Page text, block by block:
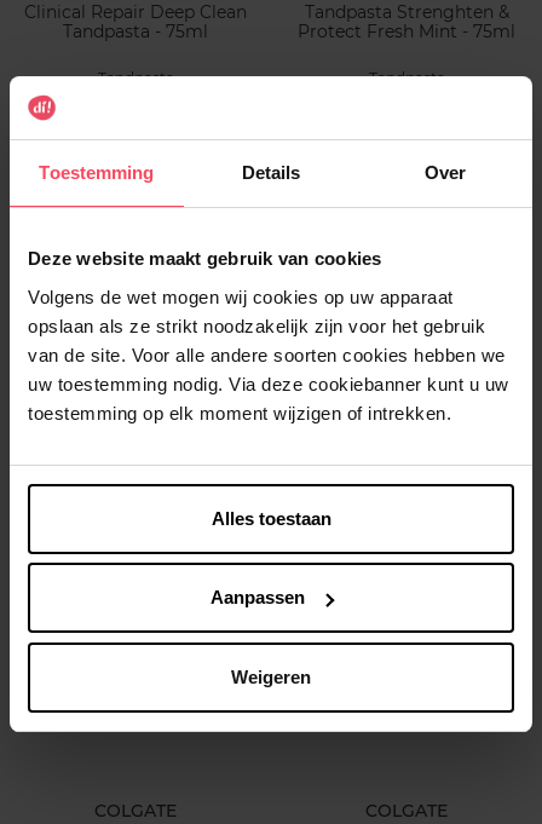
Toestemming Details Over
Deze website maakt gebruik van cookies
Volgens de wet mogen wij cookies op uw apparaat
opslaan als ze strikt noodzakelijk zijn voor het gebruik
van de site. Voor alle andere soorten cookies hebben we
uw toestemming nodig. Via deze cookiebanner kunt u uw
toestemming op elk moment wijzigen of intrekken.
Alles toestaan
Aanpassen
Weigeren
Clinical Repair Deep Clean
Tandpasta - 75ml
Tandpasta
€ 9,99 In winkelmandje
Tandpasta Strenghten &
Protect Fresh Mint - 75ml
Tandpasta
€ 8,49 In winkelmandje
SENSODYNE
€ 5,89 In winkelmandje
GUM
€ 5,00 In winkelmandje
COLGATE COLGATE